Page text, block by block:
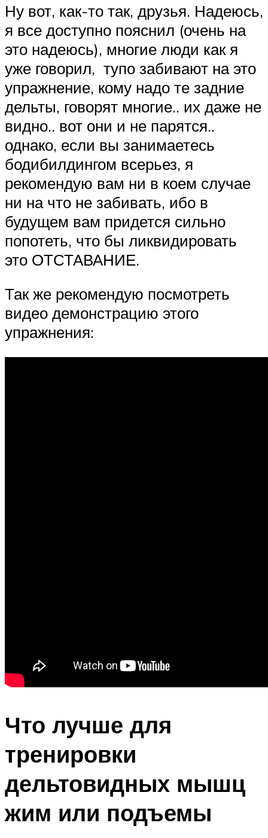
Ну вот, как-то так, друзья. Надеюсь,
я все доступно пояснил (очень на
это надеюсь), многие люди как я
уже говорил, тупо забивают на это
упражнение, кому надо те задние
дельты, говорят многие.. их даже не
видно.. вот они и не парятся..
однако, если вы занимаетесь
бодибилдингом всерьез, я
рекомендую вам ни в коем случае
ни на что не забивать, ибо в
будущем вам придется сильно
попотеть, что бы ликвидировать
это ОТСТАВАНИЕ.
Так же рекомендую посмотреть
видео демонстрацию этого
упражнения:
Что лучше для
тренировки
дельтовидных мышц
жим или подъемы